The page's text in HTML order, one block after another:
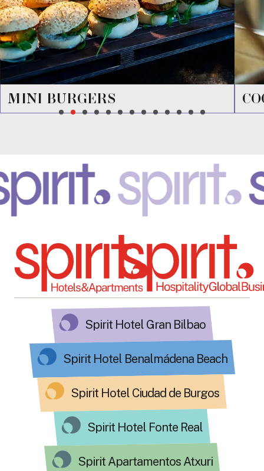
MINI BURGERS
Spirit Hotel Gran Bilbao
Spirit Hotel Benalmádena Beach
Spirit Hotel Ciudad de Burgos
Spirit Hotel Fonte Real
Spirit Apartamentos Atxuri